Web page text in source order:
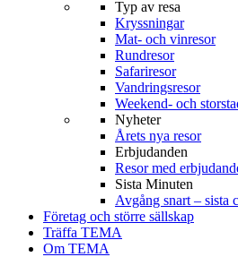
Typ av resa
Kryssningar
Mat- och vinresor
Rundresor
Safariresor
Vandringsresor
Weekend- och
Nyheter
Årets nya resor
Erbjudanden
Resor med
Sista Minuten
Avgång snart – sista
Företag och större sällskap
Träffa TEMA
Om TEMA